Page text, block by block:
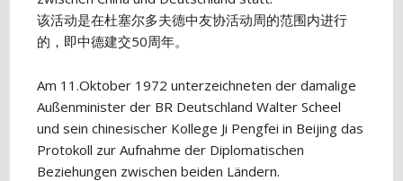
该活动是在杜塞尔多夫德中友协活动周的范围内进行
的，即中德建交50周年。
Am 11.Oktober 1972 unterzeichneten der damalige
Außenminister der BR Deutschland Walter Scheel
und sein chinesischer Kollege Ji Pengfei in Beijing das
Protokoll zur Aufnahme der Diplomatischen
Beziehungen zwischen beiden Ländern.